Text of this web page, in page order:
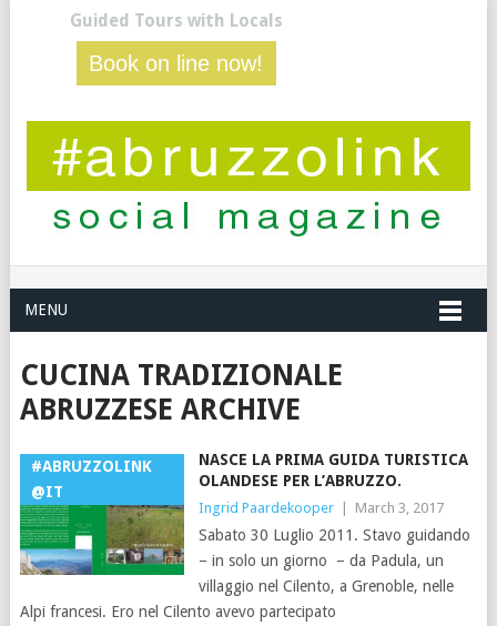
Guided Tours with Locals
Book on line now!
MENU
CUCINA TRADIZIONALE
ABRUZZESE ARCHIVE
#ABRUZZOLINK
@IT
NASCE LA PRIMA GUIDA TURISTICA
OLANDESE PER L’ABRUZZO.
Ingrid Paardekooper March 3, 2017
Sabato 30 Luglio 2011. Stavo guidando
– in solo un giorno – da Padula, un
villaggio nel Cilento, a Grenoble, nelle
Alpi francesi. Ero nel Cilento avevo partecipato